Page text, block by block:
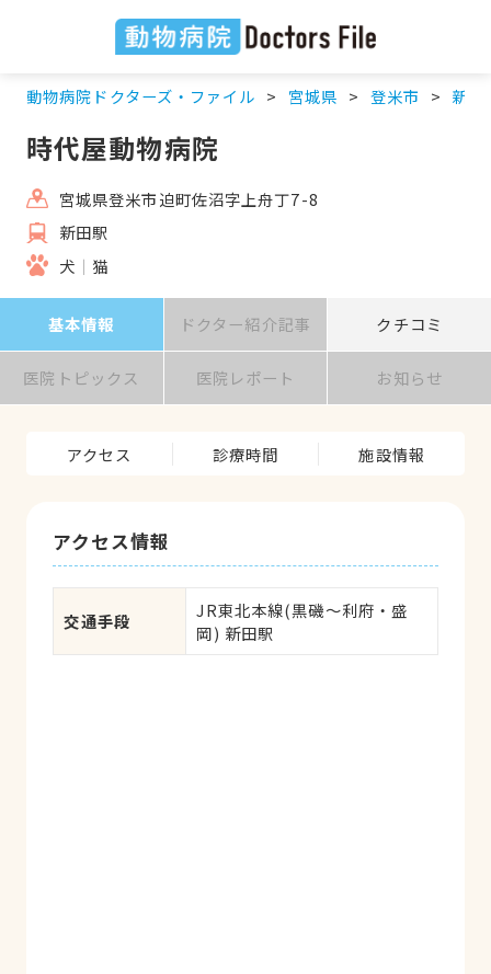
動物病院ドクターズ・ファイル 宮城県 登米市 新田
時代屋動物病院
宮城県登米市迫町佐沼字上舟丁7-8
新田駅
犬
猫
基本情報 ドクター紹介記事 クチコミ
医院トピックス 医院レポート お知らせ
アクセス 診療時間 施設情報
アクセス情報
交通手段
JR東北本線(黒磯～利府・盛
岡) 新田駅